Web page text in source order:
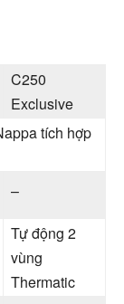
C250
Exclusive
tích hợp
–
Tự động 2
vùng
Thermatic